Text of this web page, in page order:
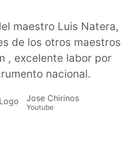
maestro Luis Natera,
de los otros maestros
, excelente labor por
nacional.
Jose Chirinos
Youtube